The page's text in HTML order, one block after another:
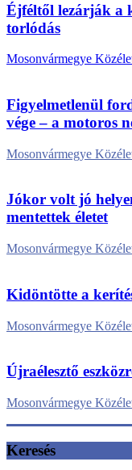
Éjféltől lezárják a
torlódás
Mosonvármegye
Figyelmetlenül
vége – a motoros
Mosonvármegye
Jókor volt jó
mentettek életet
Mosonvármegye
Kidöntötte a
Mosonvármegye
Újraélesztő
Mosonvármegye
Keresés